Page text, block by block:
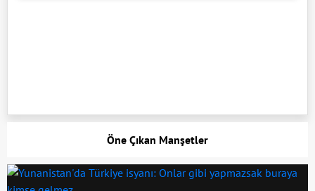
Öne Çıkan Manşetler